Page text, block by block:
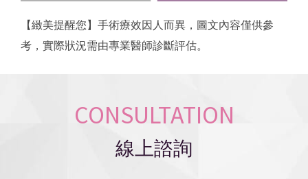
【緻美提醒您】手術療效因人而異，圖文內容僅供參
考，實際狀況需由專業醫師診斷評估。
CONSULTATION
線上諮詢